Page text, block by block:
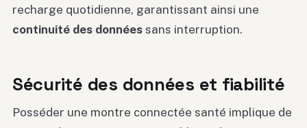
recharge quotidienne, garantissant ainsi une
continuité des données sans interruption.
Sécurité des données et fiabilité
Posséder une montre connectée santé implique de